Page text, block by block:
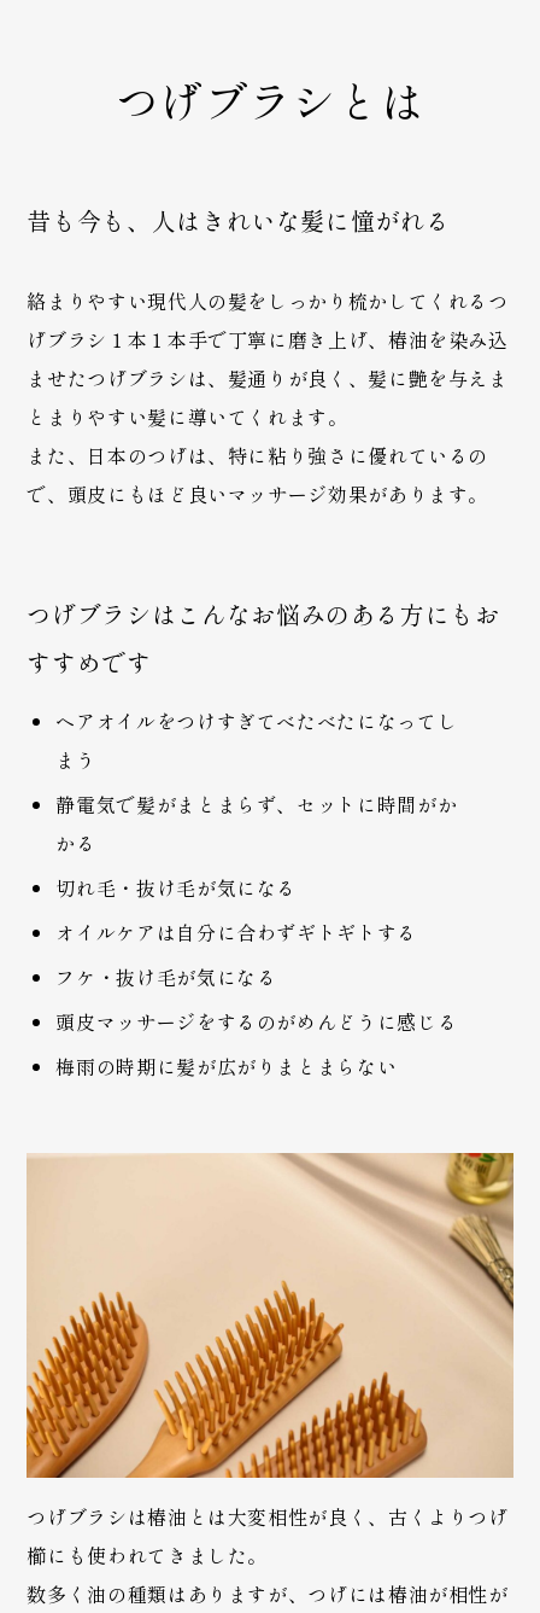
つげブラシとは
昔も今も、人はきれいな髪に憧がれる
絡まりやすい現代人の髪をしっかり梳かしてくれるつ
げブラシ１本１本手で丁寧に磨き上げ、椿油を染み込
ませたつげブラシは、髪通りが良く、髪に艶を与えま
とまりやすい髪に導いてくれます。
また、日本のつげは、特に粘り強さに優れているの
で、頭皮にもほど良いマッサージ効果があります。
つげブラシはこんなお悩みのある方にもお
すすめです
ヘアオイルをつけすぎてべたべたになってし
まう
静電気で髪がまとまらず、セットに時間がか
かる
切れ毛・抜け毛が気になる
オイルケアは自分に合わずギトギトする
フケ・抜け毛が気になる
頭皮マッサージをするのがめんどうに感じる
梅雨の時期に髪が広がりまとまらない
つげブラシは椿油とは大変相性が良く、古くよりつげ
櫛にも使われてきました。
数多く油の種類はありますが、つげには椿油が相性が